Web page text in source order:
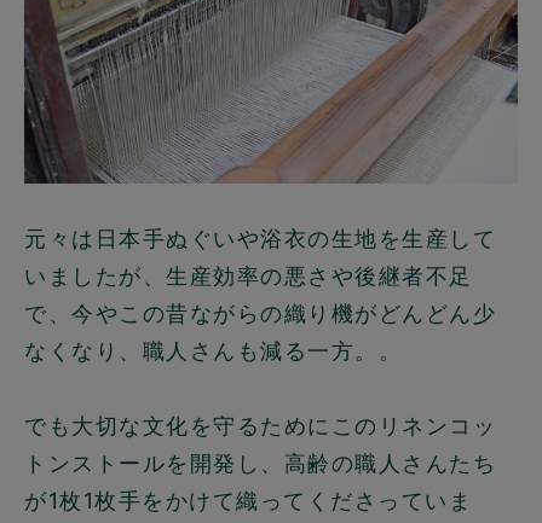
元々は日本手ぬぐいや浴衣の生地を生産して
いましたが、生産効率の悪さや後継者不足
で、今やこの昔ながらの織り機がどんどん少
なくなり、職人さんも減る一方。。
でも大切な文化を守るためにこのリネンコッ
トンストールを開発し、高齢の職人さんたち
が1枚1枚手をかけて織ってくださっていま